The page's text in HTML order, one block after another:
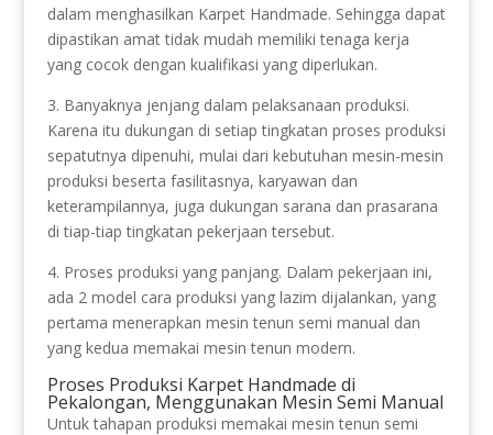
dalam menghasilkan Karpet Handmade. Sehingga dapat
dipastikan amat tidak mudah memiliki tenaga kerja
yang cocok dengan kualifikasi yang diperlukan.
3. Banyaknya jenjang dalam pelaksanaan produksi.
Karena itu dukungan di setiap tingkatan proses produksi
sepatutnya dipenuhi, mulai dari kebutuhan mesin-mesin
produksi beserta fasilitasnya, karyawan dan
keterampilannya, juga dukungan sarana dan prasarana
di tiap-tiap tingkatan pekerjaan tersebut.
4. Proses produksi yang panjang. Dalam pekerjaan ini,
ada 2 model cara produksi yang lazim dijalankan, yang
pertama menerapkan mesin tenun semi manual dan
yang kedua memakai mesin tenun modern.
Proses Produksi Karpet Handmade di
Pekalongan, Menggunakan Mesin Semi Manual
Untuk tahapan produksi memakai mesin tenun semi